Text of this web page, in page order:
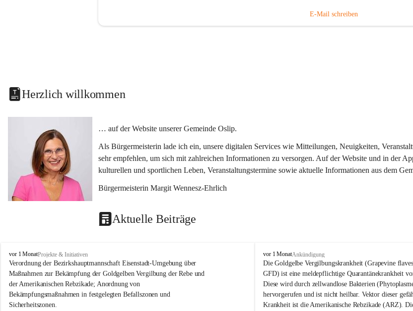
E-Mail schreiben
Herzlich willkommen
… auf der Website unserer Gemeinde Oslip.
Als Bürgermeisterin lade ich ein, unsere digitalen Services wie Mitteilungen, Neuigkeiten,
sehr empfehlen, um sich mit zahlreichen Informationen zu versorgen. Auf der Website und in der
kulturellen und sportlichen Leben, Veranstaltungstermine sowie aktuelle Informationen aus dem
Bürgermeisterin Margit Wennesz-Ehrlich
Aktuelle Beiträge
O
s
l
i
p
vor 1 MonatProjekte & Initiativen
Verordnung der Bezirkshauptmannschaft Eisenstadt-Umgebung über
Maßnahmen zur Bekämpfung der Goldgelben Vergilbung der Rebe und
der Amerikanischen Rebzikade; Anordnung von
Bekämpfungsmaßnahmen in festgelegten Befallszonen und
Sicherheitszonen.
O
s
l
i
p
vor 1 MonatAnkündigung
Die Goldgelbe Vergilbungskrankheit (Grapevine
GFD) ist eine meldepflichtige Quarantänekrankheit
Diese wird durch zellwandlose Bakterien
hervorgerufen und ist nicht heilbar. Vektor dieser
Krankheit ist die Amerikanische Rebzikade (ARZ).